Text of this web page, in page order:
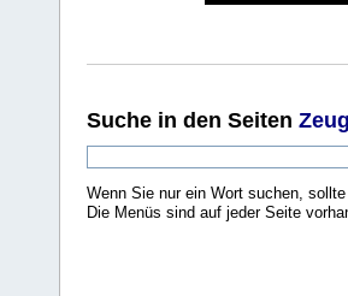
Suche in den Seiten
Wenn Sie nur ein Wort suchen,
Die Menüs sind auf jeder Seite